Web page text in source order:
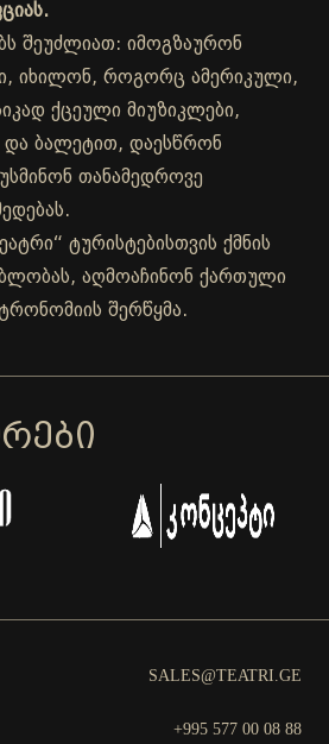
შეუძლიათ: იმოგზაურონ
იხილონ, როგორც ამერიკული,
ქცეული მიუზიკლები,
და ბალეტით, დაესწრონ
თანამედროვე
ტურისტებისთვის ქმნის
აღმოაჩინონ ქართული
შერწყმა.
SALES@TEATRI.GE
+995 577 00 08 88